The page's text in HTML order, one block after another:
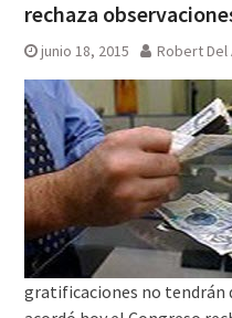
rechaza
junio 18, 2015 Robert Del
gratificaciones no tendrán